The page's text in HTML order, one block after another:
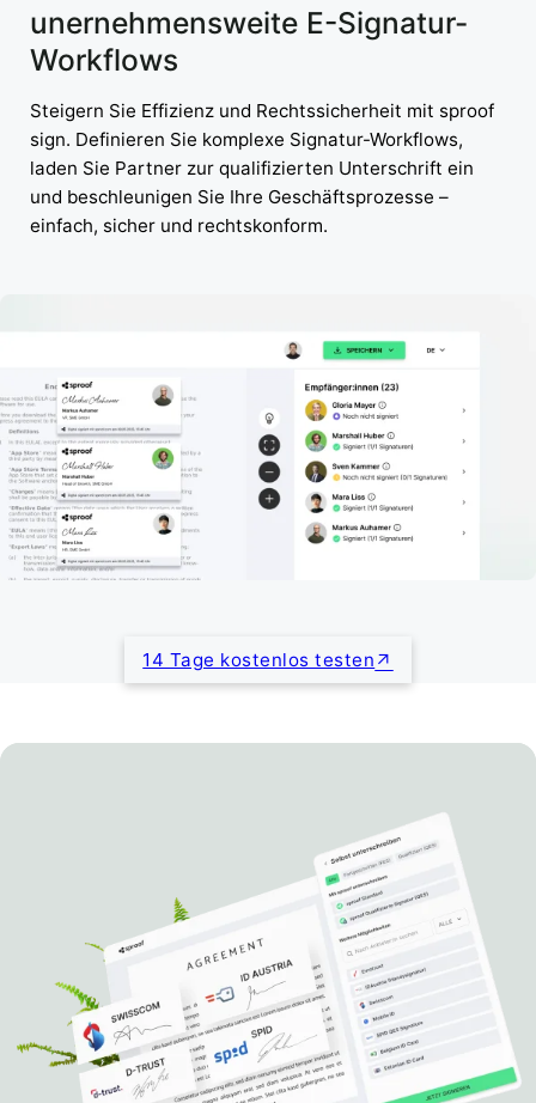
unernehmensweite E-Signatur-
Workflows
Steigern Sie Effizienz und Rechtssicherheit mit sproof
sign. Definieren Sie komplexe Signatur-Workflows,
laden Sie Partner zur qualifizierten Unterschrift ein
und beschleunigen Sie Ihre Geschäftsprozesse –
einfach, sicher und rechtskonform.
14 Tage kostenlos testen